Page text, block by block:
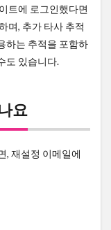
트에 로그인했다면
며, 추가 타사 추적
하는 추적을 포함하
도 있습니다.
요
, 재설정 이메일에